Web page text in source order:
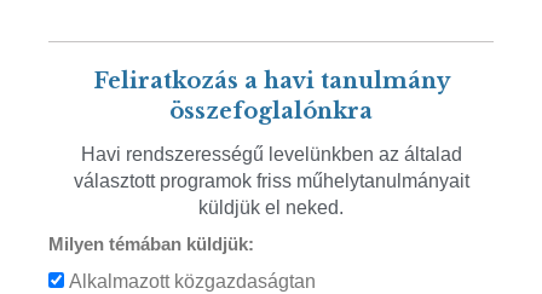
Feliratkozás a havi tanulmány
összefoglalónkra
Havi rendszerességű levelünkben az általad
választott programok friss műhelytanulmányait
küldjük el neked.
Milyen témában küldjük:
Alkalmazott közgazdaságtan